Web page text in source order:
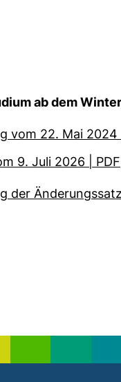
&
ab dem
vom 22. Mai 2024
9. Juli 2026 | PDF
der